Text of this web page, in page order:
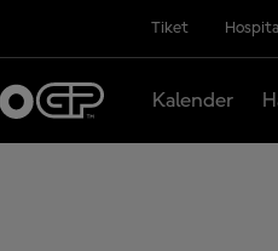
Tiket
Kalender